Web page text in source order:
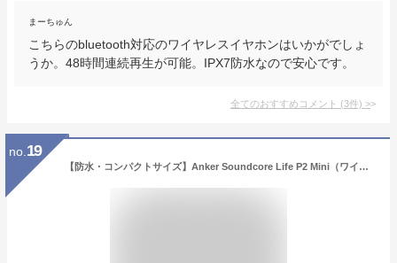
まーちゅん
こちらのbluetooth対応のワイヤレスイヤホンはいかがでしょ
うか。48時間連続再生が可能。IPX7防水なので安心です。
全てのおすすめコメント (3件) >
no. 19
【防水・コンパクトサイズ】Anker Soundcore Life P2 Mini（ワイヤレス イヤホン Bluetooth 5.3）【完全ワイヤレスイヤホン / Bluetooth5.3対応 / IPX5防水規格 / 最大32時間音楽再生】